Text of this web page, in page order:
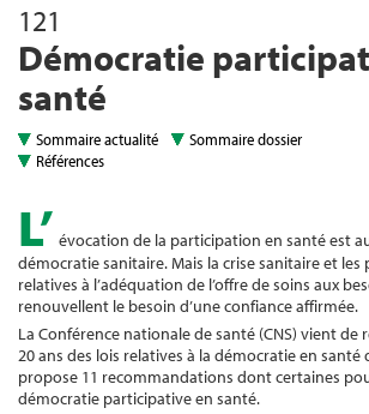
121
Démocratie
santé
Sommaire actualité
Sommaire dossier
Références
L’ évocation de la participation en santé est
démocratie sanitaire. Mais la crise sanitaire et les
relatives à l’adéquation de l’offre de soins aux
renouvellent le besoin d’une confiance affirmée.
La Conférence nationale de santé (CNS) vient de
20 ans des lois relatives à la démocratie en santé
propose 11 recommandations dont certaines
démocratie participative en santé.